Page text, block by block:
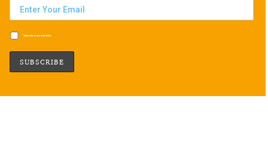
Subscribe to our newsletter